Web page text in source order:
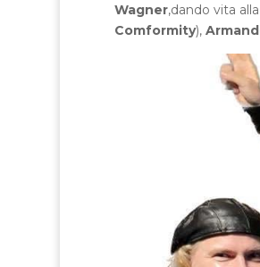
Wagner,dando vita
Comformity),